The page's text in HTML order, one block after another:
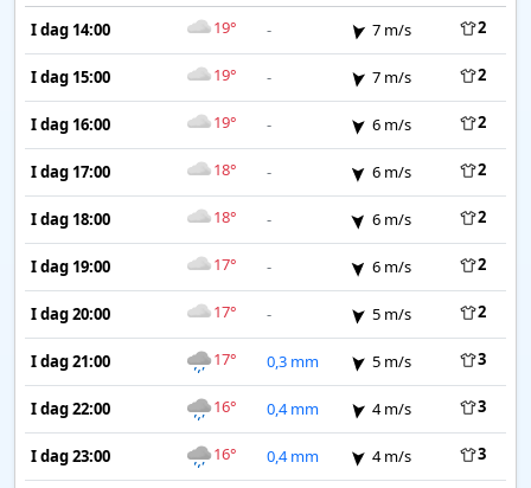
I dag 14:00 19° - 7 m/s 2
I dag 15:00 19° - 7 m/s 2
I dag 16:00 19° - 6 m/s 2
I dag 17:00 18° - 6 m/s 2
I dag 18:00 18° - 6 m/s 2
I dag 19:00 17° - 6 m/s 2
I dag 20:00 17° - 5 m/s 2
I dag 21:00 17° 0,3 mm 5 m/s 3
I dag 22:00 16° 0,4 mm 4 m/s 3
I dag 23:00 16° 0,4 mm 4 m/s 3